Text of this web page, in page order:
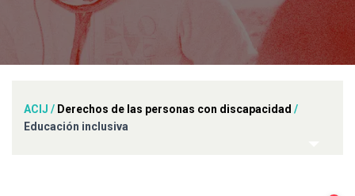
ACIJ / Derechos de las personas con discapacidad /
Educación inclusiva